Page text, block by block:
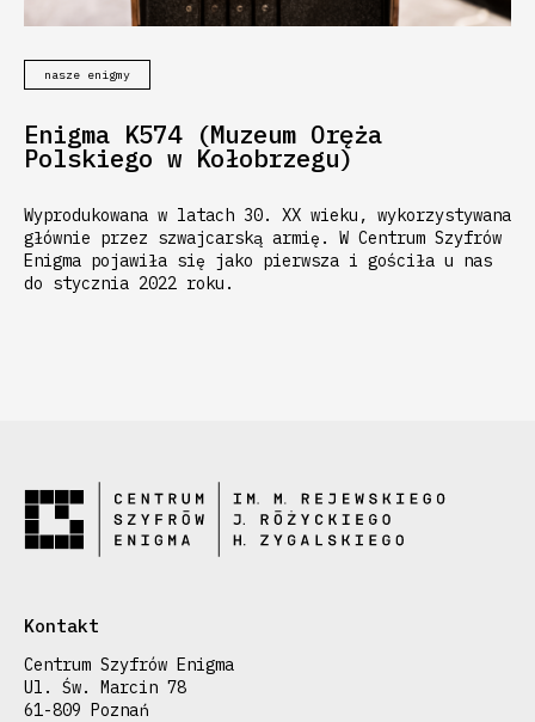
nasze enigmy
Enigma K574 (Muzeum Oręża
Polskiego w Kołobrzegu)
Wyprodukowana w latach 30. XX wieku, wykorzystywana
głównie przez szwajcarską armię. W Centrum Szyfrów
Enigma pojawiła się jako pierwsza i gościła u nas
do stycznia 2022 roku.
Kontakt
Centrum Szyfrów Enigma
Ul. Św. Marcin 78
61-809 Poznań